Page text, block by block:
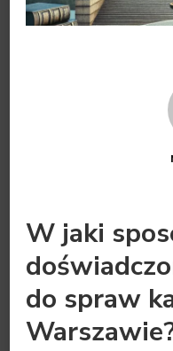
W jaki
do spraw